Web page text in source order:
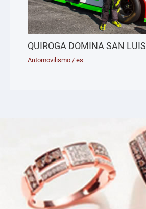
QUIROGA DOMINA SAN LUIS
Automovilismo /es